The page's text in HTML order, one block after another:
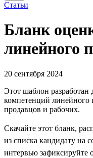
Статьи
Бланк
линейного
20 сентября 2024
Этот шаблон
компетенций линейного
продавцов и рабочих.
Скачайте этот бланк,
из списка кандидату на
интервью зафиксируйте